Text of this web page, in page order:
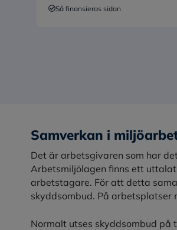
Så finansieras sidan
Samverkan i
Det är arbetsgivaren som har
Arbetsmiljölagen finns ett
arbetstagare. För att detta
skyddsombud. På arbetsplatser
Normalt utses skyddsombud på